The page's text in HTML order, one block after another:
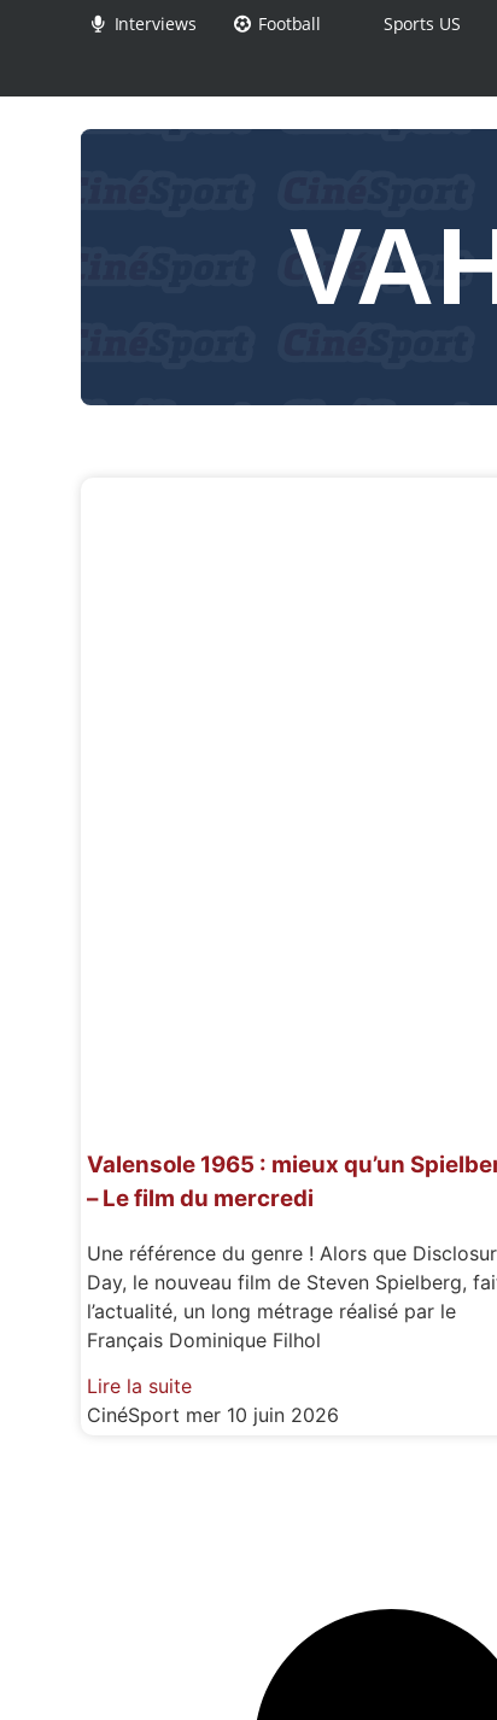
Interviews Football Sports US
Valensole 1965 : mieux qu’un
– Le film du mercredi
Une référence du genre ! Alors que
Day, le nouveau film de Steven Spielberg,
l’actualité, un long métrage réalisé par le
Français Dominique Filhol
Lire la suite
CinéSport mer 10 juin 2026